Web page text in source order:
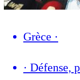
Grèce ·
· Défense,